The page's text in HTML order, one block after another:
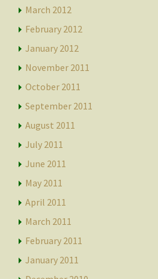
March 2012
February 2012
January 2012
November 2011
October 2011
September 2011
August 2011
July 2011
June 2011
May 2011
April 2011
March 2011
February 2011
January 2011